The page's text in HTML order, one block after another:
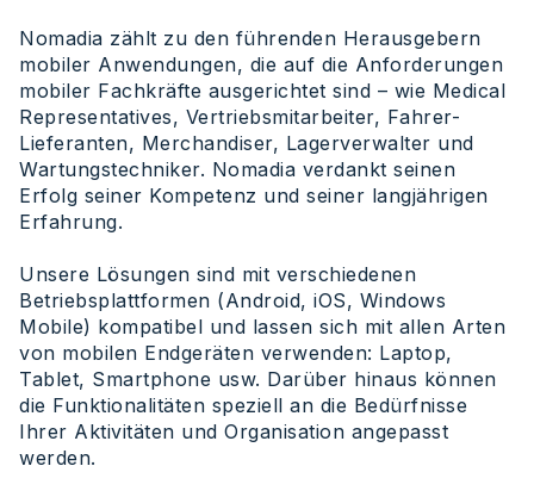
Nomadia zählt zu den führenden Herausgebern
mobiler Anwendungen, die auf die Anforderungen
mobiler Fachkräfte ausgerichtet sind – wie Medical
Representatives, Vertriebsmitarbeiter, Fahrer-
Lieferanten, Merchandiser, Lagerverwalter und
Wartungstechniker. Nomadia verdankt seinen
Erfolg seiner Kompetenz und seiner langjährigen
Erfahrung.
Unsere Lösungen sind mit verschiedenen
Betriebsplattformen (Android, iOS, Windows
Mobile) kompatibel und lassen sich mit allen Arten
von mobilen Endgeräten verwenden: Laptop,
Tablet, Smartphone usw. Darüber hinaus können
die Funktionalitäten speziell an die Bedürfnisse
Ihrer Aktivitäten und Organisation angepasst
werden.